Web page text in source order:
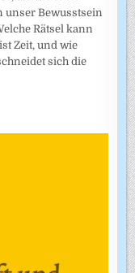
unser Bewusstsein
Rätsel kann
Zeit, und wie
sich die